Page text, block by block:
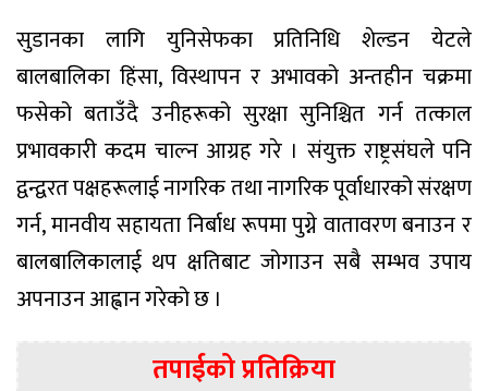
सुडानका लागि युनिसेफका प्रतिनिधि शेल्डन येटले
बालबालिका हिंसा, विस्थापन र अभावको अन्तहीन चक्रमा
फसेको बताउँदै उनीहरूको सुरक्षा सुनिश्चित गर्न तत्काल
प्रभावकारी कदम चाल्न आग्रह गरे । संयुक्त राष्ट्रसंघले पनि
द्वन्द्वरत पक्षहरूलाई नागरिक तथा नागरिक पूर्वाधारको संरक्षण
गर्न, मानवीय सहायता निर्बाध रूपमा पुग्ने वातावरण बनाउन र
बालबालिकालाई थप क्षतिबाट जोगाउन सबै सम्भव उपाय
अपनाउन आह्वान गरेको छ ।
तपाईको प्रतिक्रिया